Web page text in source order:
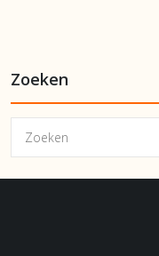
Zoeken